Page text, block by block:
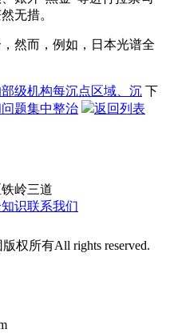
无措。
而，例如，日本光谱全
级机构每沉点区域、沉 下
题集中整治 返回列表
岭三道
识联系我们
权所有All rights reserved.